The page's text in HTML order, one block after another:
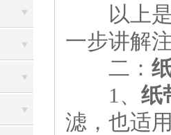
以上是
一步讲解
二：
1、 纸
滤，也适